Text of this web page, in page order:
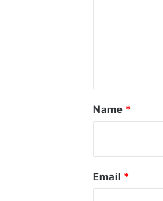
*
Name *
Email *